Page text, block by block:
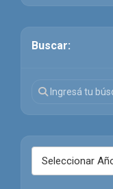
Buscar: